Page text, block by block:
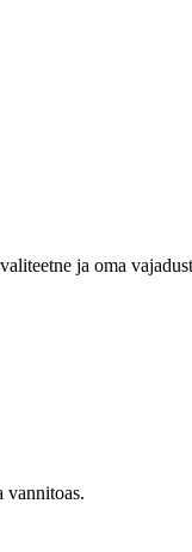
ja oma
vannitoas.